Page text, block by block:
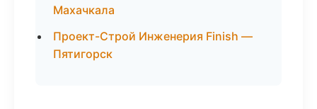
Махачкала
Проект-Строй Инженерия Finish —
Пятигорск